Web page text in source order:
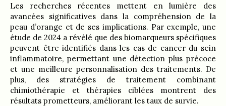
Les recherches récentes mettent en lumière des
avancées significatives dans la compréhension de la
peau d’orange et de ses implications. Par exemple, une
étude de 2024 a révélé que des biomarqueurs spécifiques
peuvent être identifiés dans les cas de cancer du sein
inflammatoire, permettant une détection plus précoce
et une meilleure personnalisation des traitements. De
plus, des stratégies de traitement combinant
chimiothérapie et thérapies ciblées montrent des
résultats prometteurs, améliorant les taux de survie.